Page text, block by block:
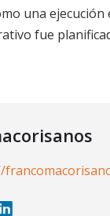
una
fue